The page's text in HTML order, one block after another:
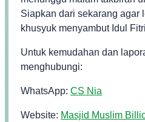
Siapkan dari sekarang agar
khusyuk menyambut Idul
Untuk kemudahan dan
menghubungi:
WhatsApp: CS Nia
Website: Masjid Muslim